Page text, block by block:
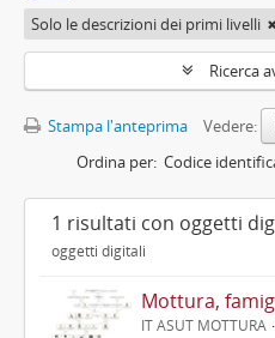
Solo le descrizioni dei primi livelli
Ricerca
Stampa l'anteprima
Vedere:
Ordina per: Codice
1 risultati con oggetti
oggetti digitali
Mottura,
IT ASUT MOTTURA